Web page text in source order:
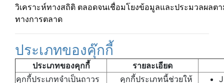
วิเคราะห์ทางสถิติ ตลอดจนเชื่อมโยงข้อมูลและประมวลผลต
ทางการตลาด
ประเภทของคุ๊กกี้
ประเภทของคุกกี้
รายละเอียด
คุกกี้ประเภทจำเป็นถาวร
คุกกี้ประเภทนี้ช่วยให้